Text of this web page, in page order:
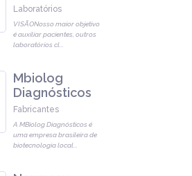
Laboratórios
VISÃONosso maior objetivo
é auxiliar pacientes, outros
laboratórios cl
Mbiolog
Diagnósticos
Fabricantes
A MBiolog Diagnósticos é
uma empresa brasileira de
biotecnologia local